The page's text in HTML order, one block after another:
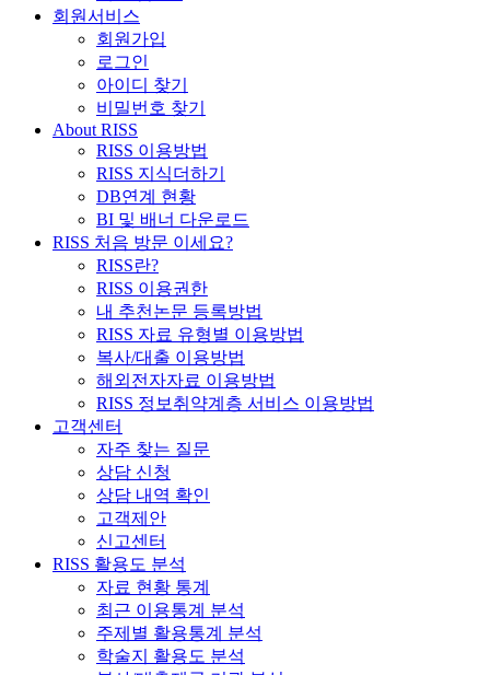
회원서비스
회원가입
로그인
아이디 찾기
비밀번호 찾기
About RISS
RISS 이용방법
RISS 지식더하기
DB연계 현황
BI 및 배너 다운로드
RISS 처음 방문 이세요?
RISS란?
RISS 이용권한
내 추천논문 등록방법
RISS 자료 유형별 이용방법
복사/대출 이용방법
해외전자자료 이용방법
RISS 정보취약계층 서비스 이용방법
고객센터
자주 찾는 질문
상담 신청
상담 내역 확인
고객제안
신고센터
RISS 활용도 분석
자료 현황 통계
최근 이용통계 분석
주제별 활용통계 분석
학술지 활용도 분석